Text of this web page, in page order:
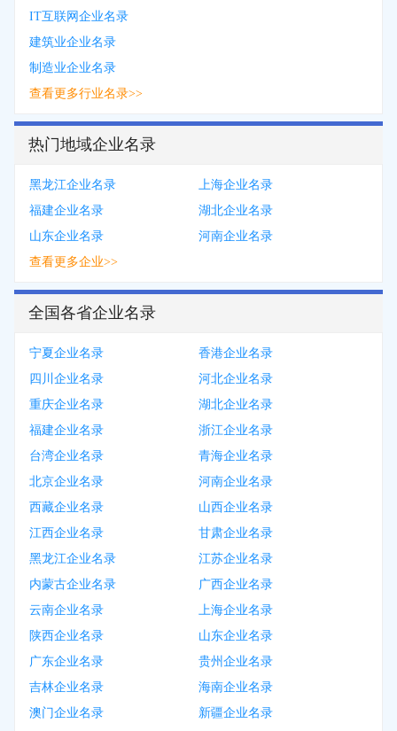
IT互联网企业名录
建筑业企业名录
制造业企业名录
查看更多行业名录>>
热门地域企业名录
黑龙江企业名录
上海企业名录
福建企业名录
湖北企业名录
山东企业名录
河南企业名录
查看更多企业>>
全国各省企业名录
宁夏企业名录
香港企业名录
四川企业名录
河北企业名录
重庆企业名录
湖北企业名录
福建企业名录
浙江企业名录
台湾企业名录
青海企业名录
北京企业名录
河南企业名录
西藏企业名录
山西企业名录
江西企业名录
甘肃企业名录
黑龙江企业名录
江苏企业名录
内蒙古企业名录
广西企业名录
云南企业名录
上海企业名录
陕西企业名录
山东企业名录
广东企业名录
贵州企业名录
吉林企业名录
海南企业名录
澳门企业名录
新疆企业名录